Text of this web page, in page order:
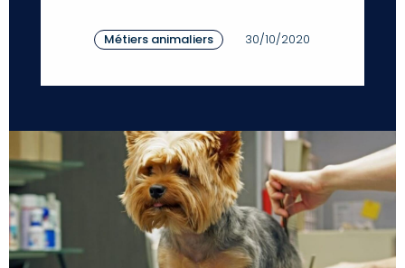
Métiers animaliers 30/10/2020